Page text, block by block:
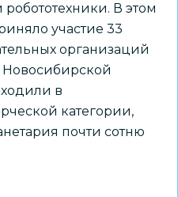
В этом
участие 33
организаций
в
категории,
почти сотню